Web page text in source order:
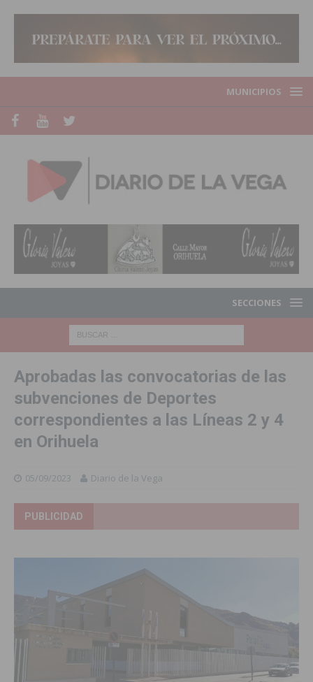
MUNICIPIOS
SECCIONES
Aprobadas las convocatorias de las
subvenciones de Deportes
correspondientes a las Líneas 2 y 4
en Orihuela
05/09/2023 Diario de la Vega
PUBLICIDAD